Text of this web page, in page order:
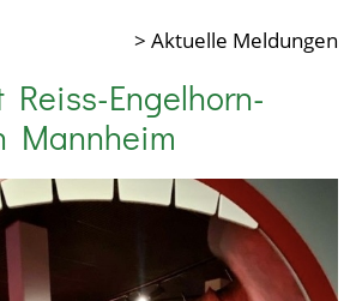
> Aktuelle Meldungen
Reiss-Engelhorn-
Mannheim